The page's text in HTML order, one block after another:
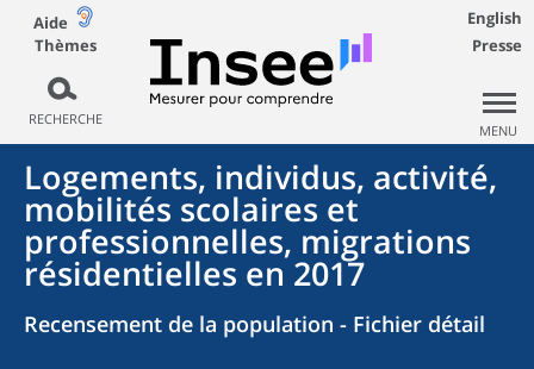
Aide
Thèmes
RECHERCHE
English
Presse
MENU
Logements, individus, activité,
mobilités scolaires et
professionnelles, migrations
résidentielles en 2017
Recensement de la population - Fichier détail